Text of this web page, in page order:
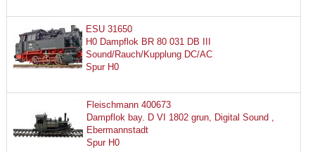
ESU 31650
H0 Dampflok BR 80 031 DB III
Sound/Rauch/Kupplung DC/AC
Spur H0
Fleischmann 400673
Dampflok bay. D VI 1802 grun, Digital Sound ,
Ebermannstadt
Spur H0